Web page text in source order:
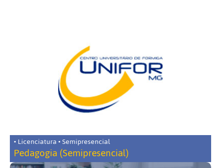
• Licenciatura • Semipresencial
Pedagogia (Semipresencial)